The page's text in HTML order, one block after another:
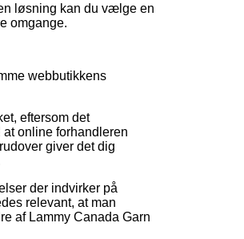
løsning kan du vælge en
omgange.
webbutikkens
eftersom det
online forhandleren
giver det dig
der indvirker på
relevant, at man
af Lammy Canada Garn